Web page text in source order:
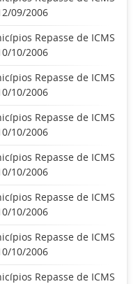
09/2006
Repasse de ICMS
10/2006
Repasse de ICMS
10/2006
Repasse de ICMS
10/2006
Repasse de ICMS
10/2006
Repasse de ICMS
10/2006
Repasse de ICMS
10/2006
Repasse de ICMS